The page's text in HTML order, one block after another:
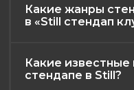
Какие жанры
в «Still стендап
Какие
стендапе в Still?